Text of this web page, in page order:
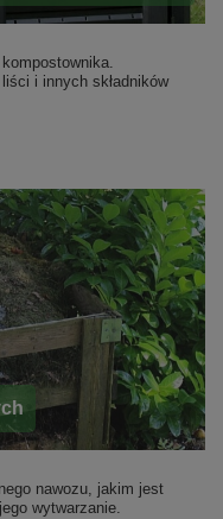
i innych składników
nawozu, jakim jest
wytwarzanie.